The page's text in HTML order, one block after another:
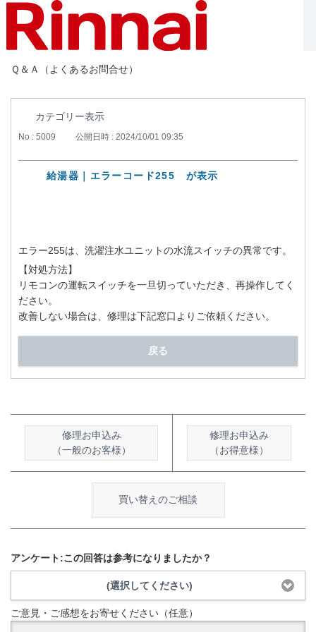
Ｑ＆Ａ（よくあるお問合せ）
カテゴリー表示
No : 5009 公開日時 : 2024/10/01 09:35
給湯器｜エラーコード255 が表示
エラー255は、洗濯注水ユニットの水流スイッチの異常です。
【対処方法】
リモコンの運転スイッチを一旦切っていただき、再操作してく
ださい。
改善しない場合は、修理は下記窓口よりご依頼ください。
戻る
修理お申込み
（一般のお客様）
修理お申込み
（お得意様）
買い替えのご相談
アンケート:この回答は参考になりましたか？
(選択してください)
ご意見・ご感想をお寄せください（任意）